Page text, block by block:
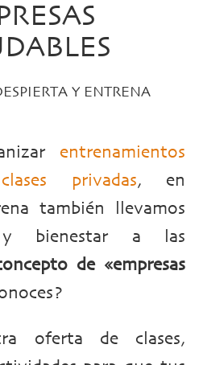
Y ENTRENA
entrenamientos
privadas, en
también llevamos
y bienestar a las
de «empresas
oferta de clases,